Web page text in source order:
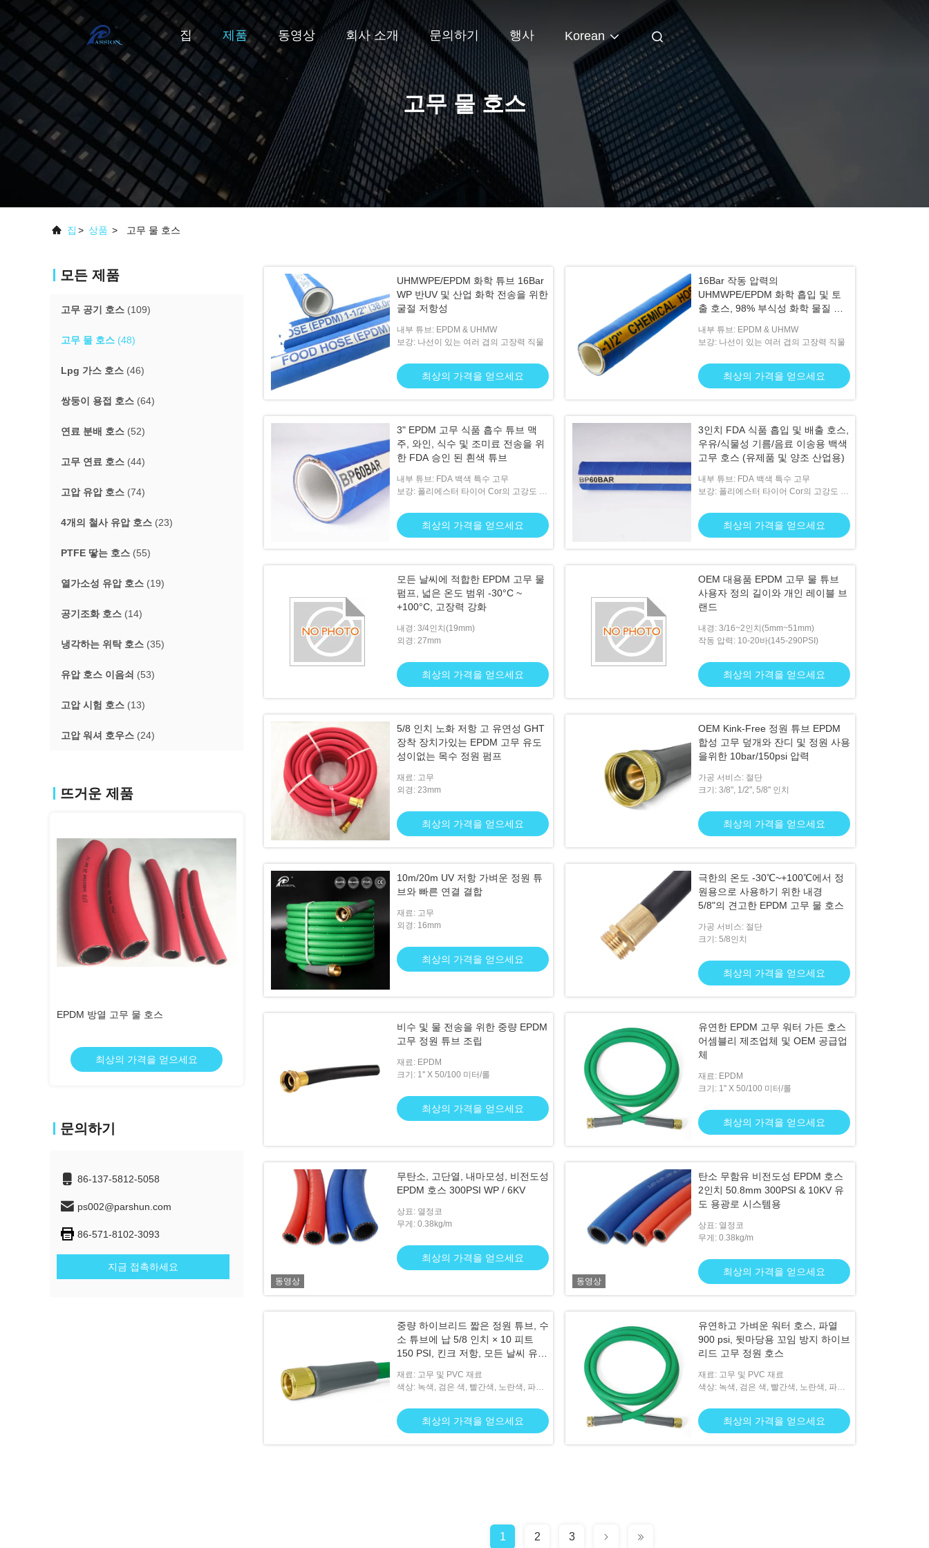
집 제품 동영상 회사 소개 문의하기 행사 Korean
고무 물 호스
집 > 상품 > 고무 물 호스
모든 제품
고무 공기 호스 (109)
고무 물 호스 (48)
Lpg 가스 호스 (46)
쌍둥이 용접 호스 (64)
연료 분배 호스 (52)
고무 연료 호스 (44)
고압 유압 호스 (74)
4개의 철사 유압 호스 (23)
PTFE 땋는 호스 (55)
열가소성 유압 호스 (19)
공기조화 호스 (14)
냉각하는 위탁 호스 (35)
유압 호스 이음쇠 (53)
고압 시험 호스 (13)
고압 워셔 호우스 (24)
뜨거운 제품
고무 세탁기 호스 회의, ID 3/8 & ID 1/2”
최상의 가격을 얻으세요
블랙 고무 중용 계약자 상업용 물 튜브
문의하기
86-137-5812-5058
ps002@parshun.com
86-571-8102-3093
지금 접촉하세요
UHMWPE/EPDM 화학 튜브 16Bar
WP 반UV 및 산업 화학 전송을 위한
굴절 저항성
내부 튜브: EPDM & UHMW
보강: 나선이 있는 여러 겹의 고장력 직물
최상의 가격을 얻으세요
16Bar 작동 압력의
UHMWPE/EPDM 화학 흡입 및 토
출 호스, 98% 부식성 화학 물질 및
내성
내부 튜브: EPDM & UHMW
보강: 나선이 있는 여러 겹의 고장력 직물
최상의 가격을 얻으세요
3" EPDM 고무 식품 흡수 튜브 맥
주, 와인, 식수 및 조미료 전송을 위
한 FDA 승인 된 흰색 튜브
내부 튜브: FDA 백색 특수 고무
보강: 폴리에스터 타이어 Cor의 고강도 다
최상의 가격을 얻으세요
3인치 FDA 식품 흡입 및 배출 호스,
우유/식물성 기름/음료 이송용 백색
고무 호스 (유제품 및 양조 산업용)
내부 튜브: FDA 백색 특수 고무
보강: 폴리에스터 타이어 Cor의 고강도 다
최상의 가격을 얻으세요
모든 날씨에 적합한 EPDM 고무 물
펌프, 넓은 온도 범위 -30°C ~
+100°C, 고장력 강화
내경: 3/4인치(19mm)
외경: 27mm
최상의 가격을 얻으세요
OEM 대용품 EPDM 고무 물 튜브
사용자 정의 길이와 개인 레이블 브
랜드
내경: 3/16~2인치(5mm~51mm)
작동 압력: 10-20바(145-290PSI)
최상의 가격을 얻으세요
5/8 인치 노화 저항 고 유연성 GHT
장착 장치가있는 EPDM 고무 유도
성이없는 목수 정원 펌프
재료: 고무
외경: 23mm
최상의 가격을 얻으세요
OEM Kink-Free 정원 튜브 EPDM
합성 고무 덮개와 잔디 및 정원 사용
을위한 10bar/150psi 압력
가공 서비스: 절단
크기: 3/8", 1/2", 5/8" 인치
최상의 가격을 얻으세요
10m/20m UV 저항 가벼운 정원 튜
브와 빠른 연결 결합
재료: 고무
외경: 16mm
최상의 가격을 얻으세요
극한의 온도 -30℃~+100℃에서 정
원용으로 사용하기 위한 내경
5/8"의 견고한 EPDM 고무 물 호스
가공 서비스: 절단
크기: 5/8인치
최상의 가격을 얻으세요
비수 및 물 전송을 위한 중량 EPDM
고무 정원 튜브 조립
재료: EPDM
크기: 1'' X 50/100 미터/롤
최상의 가격을 얻으세요
유연한 EPDM 고무 워터 가든 호스
어셈블리 제조업체 및 OEM 공급업
체
재료: EPDM
크기: 1'' X 50/100 미터/롤
최상의 가격을 얻으세요
동영상
무탄소, 고단열, 내마모성, 비전도성
EPDM 호스 300PSI WP / 6KV
상표: 열정코
무게: 0.38kg/m
최상의 가격을 얻으세요
동영상
탄소 무함유 비전도성 EPDM 호스
2인치 50.8mm 300PSI & 10KV 유
도 용광로 시스템용
상표: 열정코
무게: 0.38kg/m
최상의 가격을 얻으세요
중량 하이브리드 짧은 정원 튜브, 수
소 튜브에 납 5/8 인치 × 10 피트
150 PSI, 킨크 저항, 모든 날씨 유연
재료: 고무 및 PVC 재료
색상: 녹색, 검은 색, 빨간색, 노란색, 파란
최상의 가격을 얻으세요
유연하고 가벼운 워터 호스, 파열
900 psi, 뒷마당용 꼬임 방지 하이브
리드 고무 정원 호스
재료: 고무 및 PVC 재료
색상: 녹색, 검은 색, 빨간색, 노란색, 파란
최상의 가격을 얻으세요
1 2 3